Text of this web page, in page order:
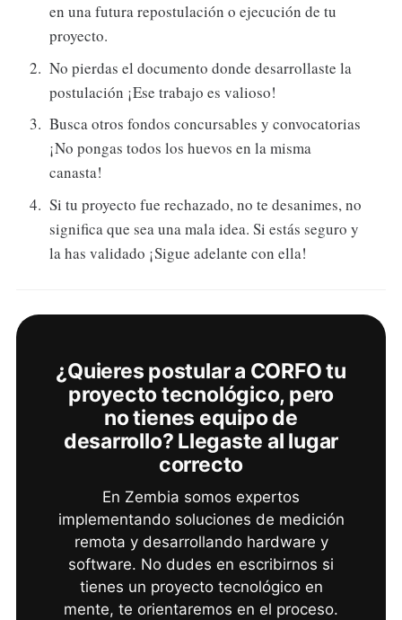
en una futura repostulación o ejecución de tu
proyecto.
No pierdas el documento donde desarrollaste la
postulación ¡Ese trabajo es valioso!
Busca otros fondos concursables y convocatorias
¡No pongas todos los huevos en la misma
canasta!
Si tu proyecto fue rechazado, no te desanimes, no
significa que sea una mala idea. Si estás seguro y
la has validado ¡Sigue adelante con ella!
¿Quieres postular a CORFO tu
proyecto tecnológico, pero
no tienes equipo de
desarrollo? Llegaste al lugar
correcto
En Zembia somos expertos
implementando soluciones de medición
remota y desarrollando hardware y
software. No dudes en escribirnos si
tienes un proyecto tecnológico en
mente, te orientaremos en el proceso.